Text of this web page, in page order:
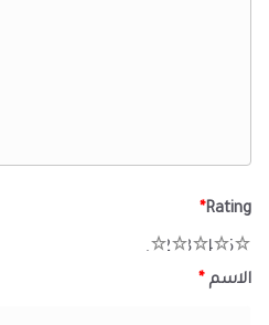
Rating
*
5
4
3
2
الاسم*